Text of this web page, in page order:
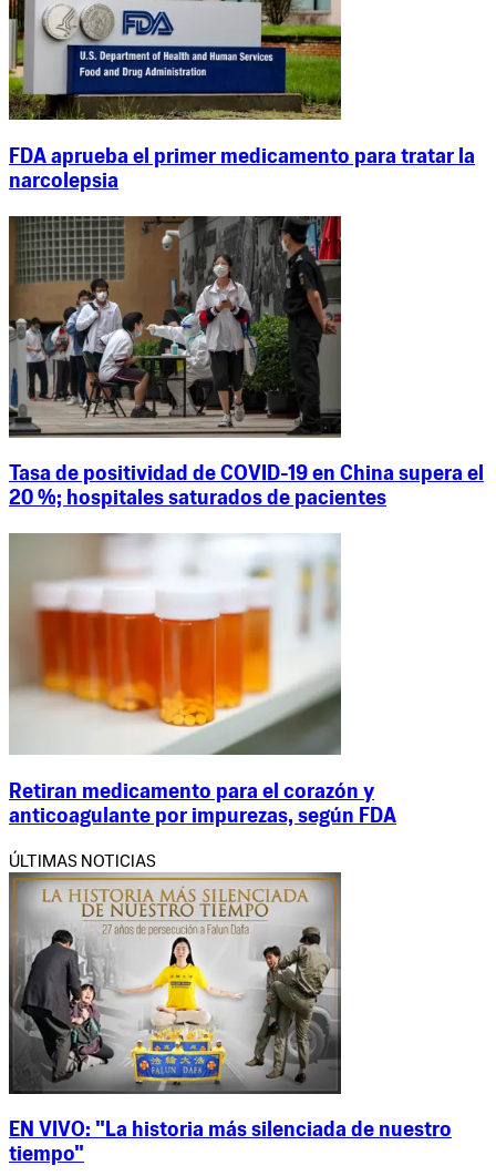
FDA aprueba el primer medicamento para tratar la
narcolepsia
Tasa de positividad de COVID-19 en China supera el
20 %; hospitales saturados de pacientes
Retiran medicamento para el corazón y
anticoagulante por impurezas, según FDA
ÚLTIMAS NOTICIAS
EN VIVO: "La historia más silenciada de nuestro
tiempo"